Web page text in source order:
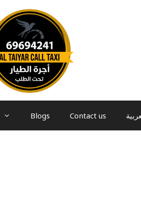
Blogs Contact us